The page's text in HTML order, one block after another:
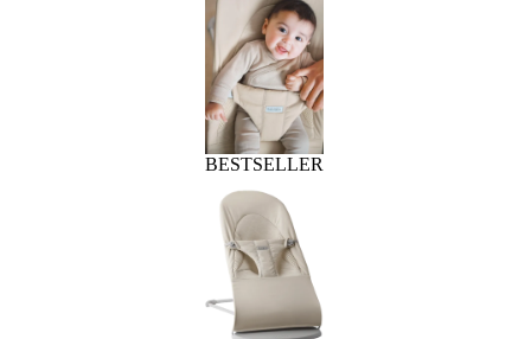
BESTSELLER